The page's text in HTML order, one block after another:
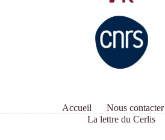
Accueil Nous contacter
La lettre du Cerlis